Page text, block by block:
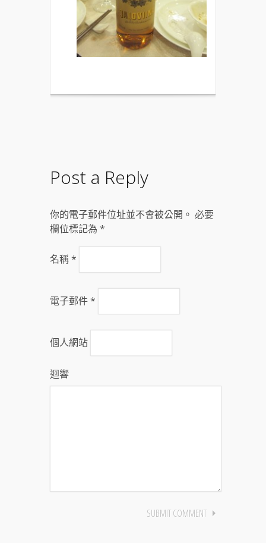
Post a Reply
你的電子郵件位址並不會被公開。 必要
欄位標記為 *
名稱*
電子郵件*
個人網站
迴響